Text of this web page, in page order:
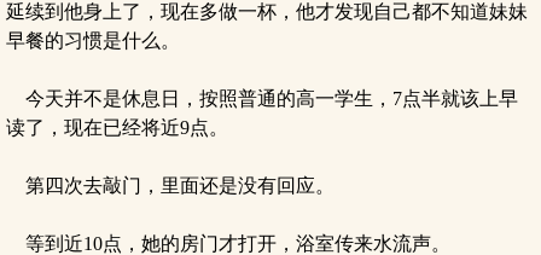
延续到他身上了，现在多做一杯，他才发现自己都不知道妹妹
早餐的习惯是什么。
今天并不是休息日，按照普通的高一学生，7点半就该上早
读了，现在已经将近9点。
第四次去敲门，里面还是没有回应。
等到近10点，她的房门才打开，浴室传来水流声。